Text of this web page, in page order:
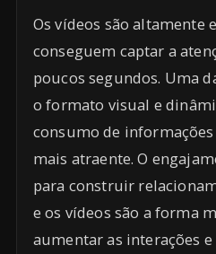
Os vídeos são altamente
conseguem captar a
poucos segundos. Uma
o formato visual e
consumo de
mais atraente. O
para construir
e os vídeos são a forma
aumentar as interações